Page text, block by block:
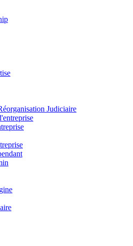
Judiciaire